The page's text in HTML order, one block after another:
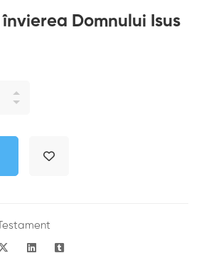
Domnului Isus